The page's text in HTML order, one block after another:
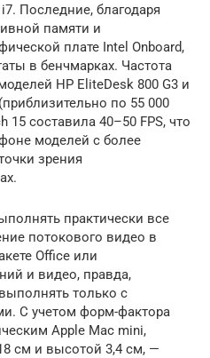
Последние, благодаря
памяти и
плате Intel Onboard,
в бенчмарках. Частота
HP EliteDesk 800 G3 и
по 55 000
15 составила 40–50 FPS, что
моделей с более
зрения
практически все
потокового видео в
Office или
и видео, правда,
только с
С учетом форм-фактора
Apple Mac mini,
см и высотой 3,4 см, —